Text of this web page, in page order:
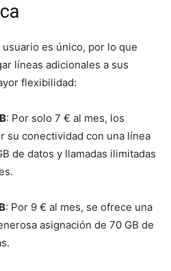
usuario es único, por lo que
líneas adicionales a sus
flexibilidad:
: Por solo 7 € al mes, los
su conectividad con una línea
de datos y llamadas ilimitadas
: Por 9 € al mes, se ofrece una
asignación de 70 GB de